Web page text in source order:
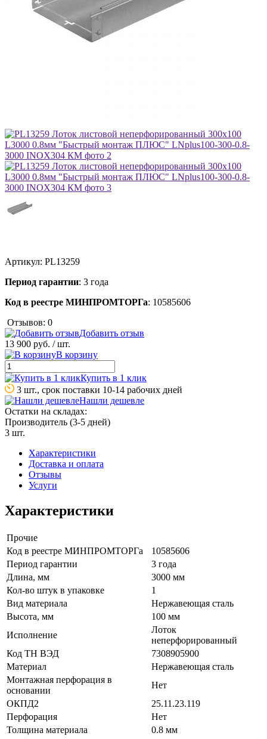
Артикул: PL13259
Период гарантии: 3 года
Код в реестре МИНПРОМТОРГа: 10585606
Отзывов: 0
Добавить отзыв
13 900 руб. / шт.
В корзину
Купить в 1 клик
3 шт., срок поставки 10-14 рабочих дней
Нашли дешевле
Остатки на складах:
Производитель (3-5 дней)
3 шт.
Характеристики
Доставка и оплата
Отзывы
Услуги
Характеристики
Прочие
Код в реестре МИНПРОМТОРГа
10585606
Период гарантии
3 года
Длина, мм
3000 мм
Кол-во штук в упаковке
1
Вид материала
Нержавеющая сталь
Высота, мм
100 мм
Исполнение
Лоток
неперфорированный
Код ТН ВЭД
7308905900
Материал
Нержавеющая сталь
Монтажная перфорация в
основании
Нет
ОКПД2
25.11.23.119
Перфорация
Нет
Толщина материала
0.8 мм